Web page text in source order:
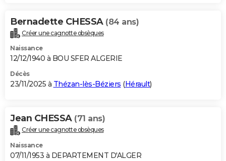
Bernadette CHESSA (84 ans)
Créer une cagnotte obsèques
Naissance
12/12/1940 à BOU SFER ALGERIE
Décès
23/11/2025 à Thézan-lès-Béziers (Hérault)
Jean CHESSA (71 ans)
Créer une cagnotte obsèques
Naissance
07/11/1953 à DEPARTEMENT D'ALGER